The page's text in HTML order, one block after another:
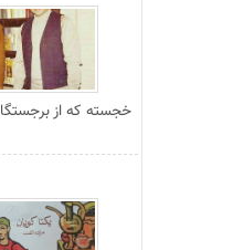
خجسته که از